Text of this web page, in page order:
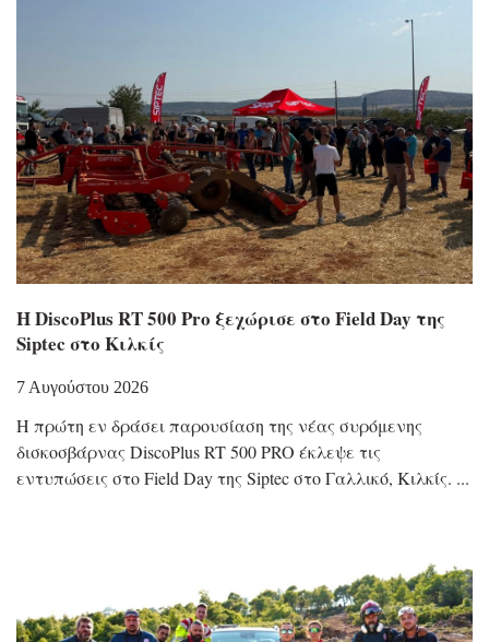
Η DiscoPlus RT 500 Pro ξεχώρισε στο Field Day της
Siptec στο Κιλκίς
7 Αυγούστου 2026
Η πρώτη εν δράσει παρουσίαση της νέας συρόμενης
δισκοσβάρνας DiscoPlus RT 500 PRO έκλεψε τις
εντυπώσεις στο Field Day της Siptec στο Γαλλικό, Κιλκίς.